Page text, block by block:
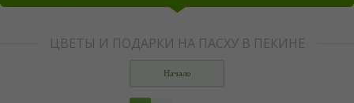
ЦВЕТЫ И ПОДАРКИ НА ПАСХУ В ПЕКИНЕ
Начало